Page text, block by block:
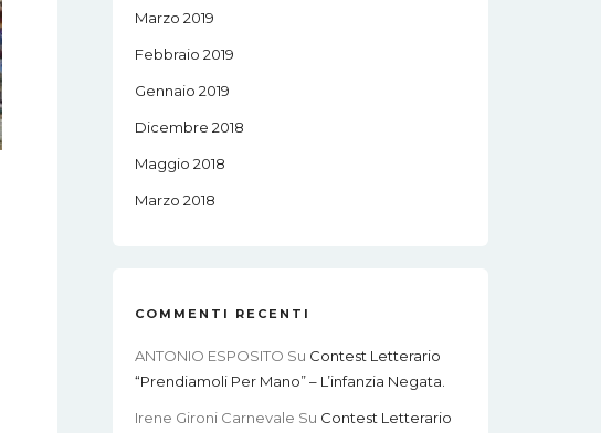
Marzo 2019
Febbraio 2019
Gennaio 2019
Dicembre 2018
Maggio 2018
Marzo 2018
COMMENTI RECENTI
ANTONIO ESPOSITO Su Contest Letterario
“Prendiamoli Per Mano” – L’infanzia Negata.
Irene Gironi Carnevale Su Contest Letterario